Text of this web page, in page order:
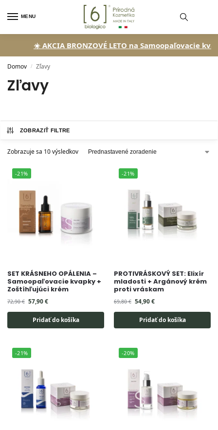
MENU
☀️ AKCIA BRONZOVÉ LETO na Samoopaľovacie kvapky!
Domov / Zľavy
Zľavy
ZOBRAZIŤ FILTRE
Zobrazuje sa 10 výsledkov
-21%
SET KRÁSNEHO OPÁLENIA –
Samoopaľovacie kvapky +
Zoštíhľujúci krém
72,90€ 57,90€
Pridať do košíka
-21%
PROTIVRÁSKOVÝ SET: Elixír
mladosti + Argánový krém
proti vráskam
69,80€ 54,90€
Pridať do košíka
-21% -20%